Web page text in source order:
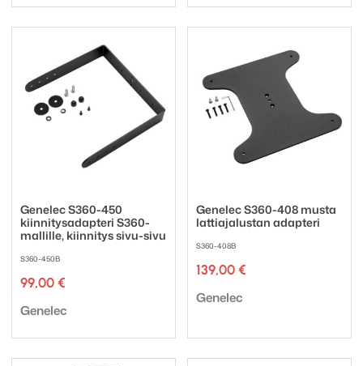
Genelec S360-450
kiinnitysadapteri S360-
mallille, kiinnitys sivu-sivu
S360-450B
99,00 €
Tuotemerkki:
Genelec
Genelec S360-408 musta
lattiajalustan adapteri
S360-408B
139,00 €
Tuotemerkki:
Genelec